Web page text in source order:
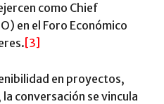
como Chief
en el Foro Económico
[3]
en proyectos,
conversación se vincula